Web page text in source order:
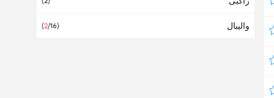
بلاروسوالیبال (2/16)